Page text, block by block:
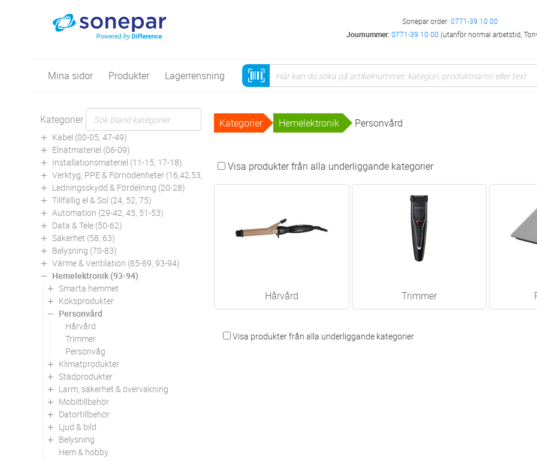
Sonepar order: 0771-39 10 00
Journummer:0771-39 10 00 (utanför normal arbetstid,
Mina sidor Produkter Lagerrensning
Kategorier
Kabel (00-05, 47-49)
Elnätmateriel (06-09)
Installationsmateriel (11-15, 17-18)
Verktyg, PPE & Förnödenheter (16,42,53,94)
Ledningsskydd & Fördelning (20-28)
Tillfällig el & Sol (24, 52, 75)
Automation (29-42, 45, 51-53)
Data & Tele (50-62)
Säkerhet (58, 63)
Belysning (70-83)
Värme & Ventilation (85-89, 93-94)
Hemelektronik (93-94)
Smarta hemmet
Köksprodukter
Personvård
Hårvård
Trimmer
Personvåg
Klimatprodukter
Städprodukter
Larm, säkerhet & övervakning
Mobiltillbehör
Datortillbehör
Ljud & bild
Belysning
Hem & hobby
Kategorier Hemelektronik Personvård
Visa produkter från alla underliggande kategorier
Hårvård Trimmer
Visa produkter från alla underliggande kategorier